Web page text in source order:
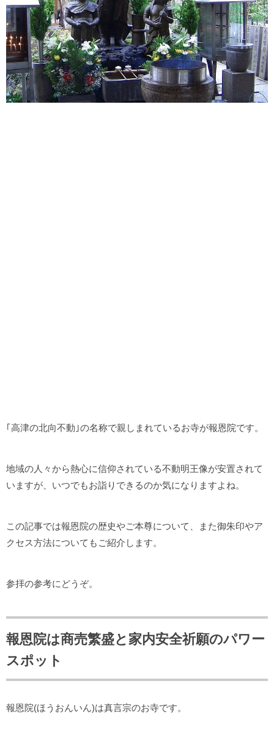
｢高津の北向不動｣の名称で親しまれているお寺が報恩院です。
地域の人々から熱心に信仰されている不動明王像が安置されて
いますが、いつでもお詣りできるのか気になりますよね。
この記事では報恩院の歴史やご本尊について、また御朱印やア
クセス方法についてもご紹介します。
参拝の参考にどうぞ。
報恩院は商売繁盛と家内安全祈願のパワー
スポット
報恩院(ほうおんいん)は真言宗のお寺です。